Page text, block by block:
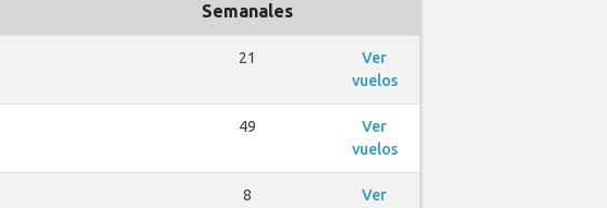
Semanales
21
Ver
vuelos
49
Ver
vuelos
8
Ver